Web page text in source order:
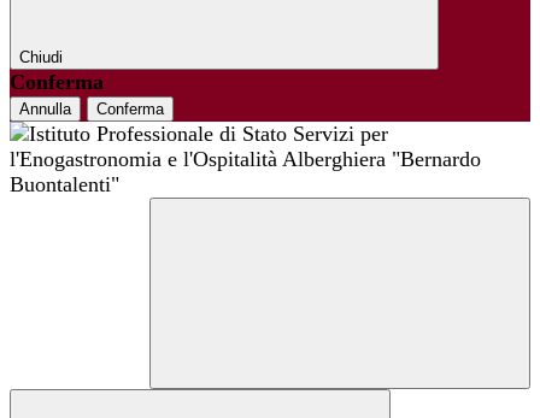
Chiudi
Conferma
Annulla Conferma